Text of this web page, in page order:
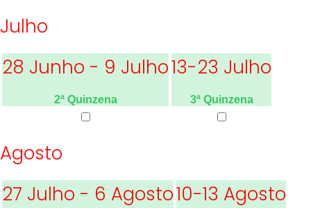
Julho
28 Junho - 9 Julho
2ª Quinzena
13-23 Julho
3ª Quinzena
Agosto
27 Julho - 6 Agosto10-13 Agosto